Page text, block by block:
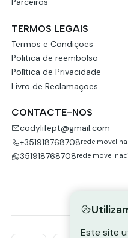
TERMOS LEGAIS
Termos e Condições
Politica de reembolso
Política de Privacidade
Livro de Reclamações
CONTACTE-NOS
codylifept@gmail.com
+351918768708rede movel
351918768708rede movel
Este site